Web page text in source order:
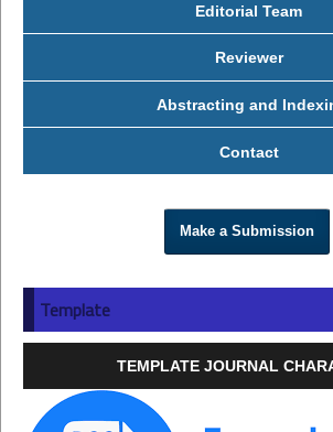
Editorial Team
Reviewer
Abstracting and
Contact
Make a Submission
Template
TEMPLATE JOURNAL